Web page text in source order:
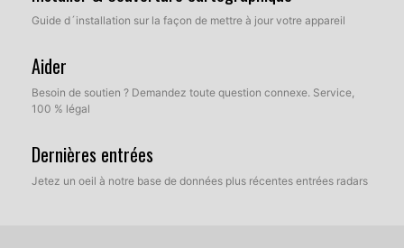
Guide d´installation sur la façon de mettre à jour votre appareil
Aider
Besoin de soutien ? Demandez toute question connexe. Service,
100 % légal
Dernières entrées
Jetez un oeil à notre base de données plus récentes entrées radars